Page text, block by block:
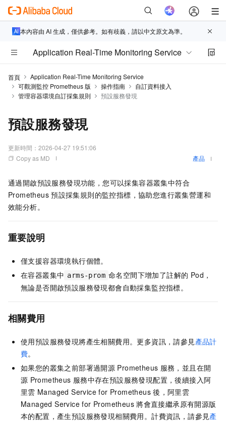
本內容由 AI 生成，僅供參考。如有歧義，請以中文原文為準。
Application Real-Time Monitoring Service
首頁
Application Real-Time Monitoring Service
可觀測監控 Prometheus 版
操作指南
自訂資料接入
管理容器環境自訂採集規則
預設服務發現
預設服務發現
更新時間： 2026-04-27 19:51:06
Copy as MD
產品
通過開啟預設服務發現功能，您可以採集容器叢集中符合
Prometheus 預設採集規則的監控指標，協助您進行叢集營運和
效能分析。
重要說明
僅支援容器環境執行個體。
在容器叢集中 arms-prom 命名空間下增加了註解的 Pod，
無論是否開啟預設服務發現都會自動採集監控指標。
相關費用
使用預設服務發現將產生相關費用。更多資訊，請參見產品計
費。
如果您的叢集之前部署過開源 Prometheus 服務，並且在開
源 Prometheus 服務中存在預設服務發現配置，後續接入阿
里雲 Managed Service for Prometheus 後，阿里雲
Managed Service for Prometheus 將會直接繼承原有開源版
本的配置，產生預設服務發現相關費用。計費資訊，請參見產